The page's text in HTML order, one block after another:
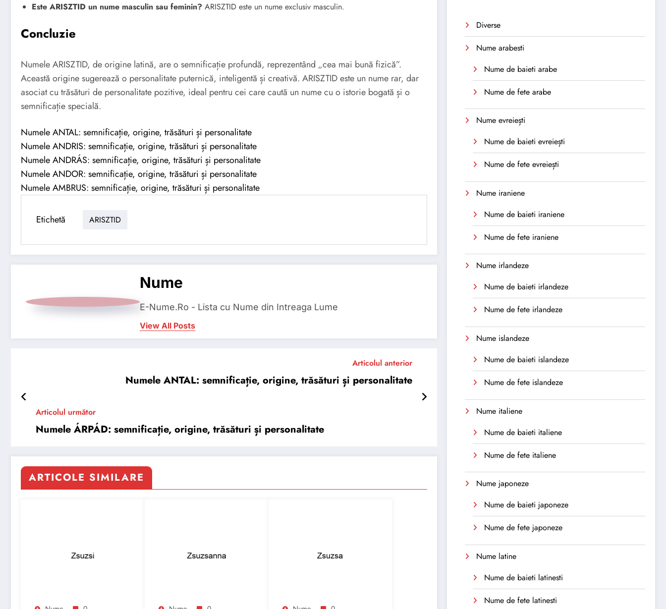
Este ARISZTID un nume masculin sau feminin? ARISZTID este un nume exclusiv masculin.
Concluzie
Numele ARISZTID, de origine latină, are o semnificație profundă, reprezentând „cea mai bună fizică”.
Această origine sugerează o personalitate puternică, inteligentă și creativă. ARISZTID este un nume rar, dar
asociat cu trăsături de personalitate pozitive, ideal pentru cei care caută un nume cu o istorie bogată și o
semnificație specială.
Numele ANTAL: semnificație, origine, trăsături și personalitate
Numele ANDRIS: semnificație, origine, trăsături și personalitate
Numele ANDRÁS: semnificație, origine, trăsături și personalitate
Numele ANDOR: semnificație, origine, trăsături și personalitate
Numele AMBRUS: semnificație, origine, trăsături și personalitate
Etichetă ARISZTID
Nume
E-Nume.Ro - Lista cu Nume din Intreaga Lume
View All Posts
Articolul anterior
Numele ANTAL: semnificație, origine, trăsături și personalitate
Articolul următor
Numele ÁRPÁD: semnificație, origine, trăsături și personalitate
ARTICOLE SIMILARE
Diverse
Nume arabesti
Nume de baieti arabe
Nume de fete arabe
Nume evreiești
Nume de baieti evreiești
Nume de fete evreiești
Nume iraniene
Nume de baieti iraniene
Nume de fete iraniene
Nume irlandeze
Nume de baieti irlandeze
Nume de fete irlandeze
Nume islandeze
Nume de baieti islandeze
Nume de fete islandeze
Nume italiene
Nume de baieti italiene
Nume de fete italiene
Nume japoneze
Nume de baieti japoneze
Nume de fete japoneze
Nume latine
Nume de baieti latinesti
Nume de fete latinesti